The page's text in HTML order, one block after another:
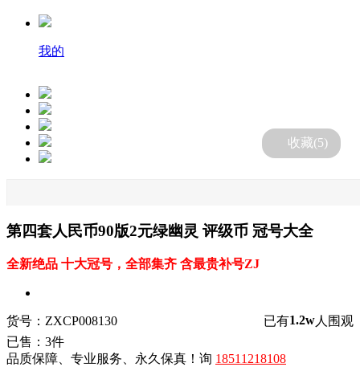
我的
收藏(5)
第四套人民币90版2元绿幽灵 评级币 冠号大全
全新绝品 十大冠号，全部集齐 含最贵补号ZJ
货号：ZXCP008130 已有1.2w人围观
已售：3件
品质保障、专业服务、永久保真！询 18511218108